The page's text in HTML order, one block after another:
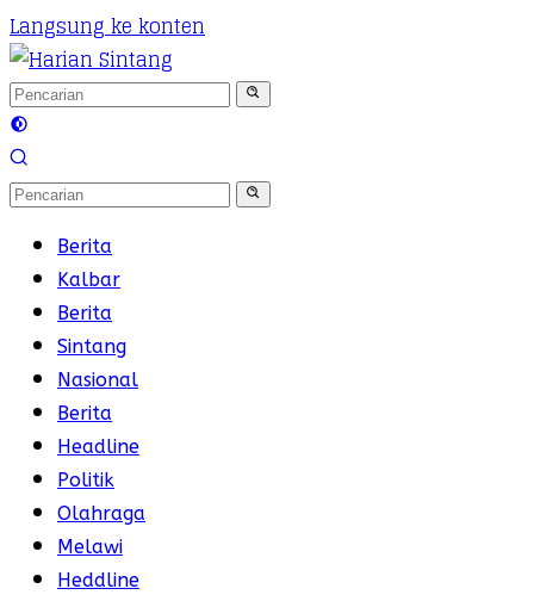
Langsung ke konten
Berita
Kalbar
Berita
Sintang
Nasional
Berita
Headline
Politik
Olahraga
Melawi
Heddline